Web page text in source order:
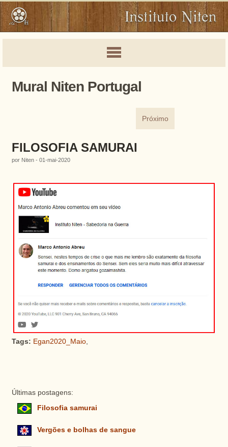
Mural Niten Portugal
Próximo
FILOSOFIA SAMURAI
por Niten - 01-mai-2020
Tags: Egan2020_Maio,
Últimas postagens:
Filosofia samurai
Vergões e bolhas de sangue